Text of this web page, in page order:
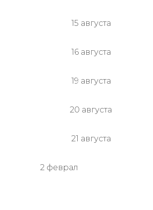
15 августа
16 августа
19 августа
20 августа
21 августа
2 феврал